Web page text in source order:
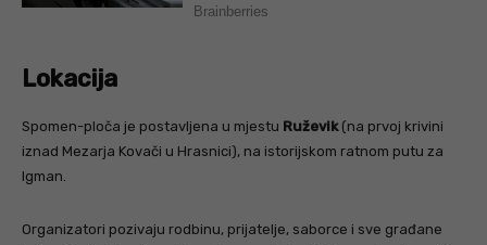
Lokacija
Spomen-ploča je postavljena u mjestu Ruževik(na prvoj krivini
iznad Mezarja Kovači u Hrasnici), na istorijskom ratnom putu za
Igman.
Organizatori pozivaju rodbinu, prijatelje, saborce i sve građane